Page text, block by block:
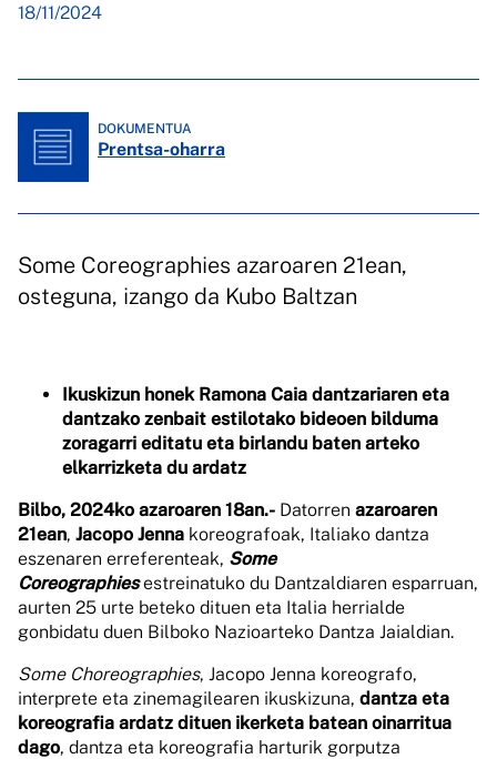
18/11/2024
DOKUMENTUA
Prentsa-oharra
Some Coreographies azaroaren 21ean,
osteguna, izango da Kubo Baltzan
Ikuskizun honek Ramona Caia dantzariaren eta
dantzako zenbait estilotako bideoen bilduma
zoragarri editatu eta birlandu baten arteko
elkarrizketa du ardatz
Bilbo, 2024ko azaroaren 18an.- Datorren azaroaren
21ean, Jacopo Jenna koreografoak, Italiako dantza
eszenaren erreferenteak, Some
Coreographiesestreinatuko du Dantzaldiaren esparruan,
aurten 25 urte beteko dituen eta Italia herrialde
gonbidatu duen Bilboko Nazioarteko Dantza Jaialdian.
Some Choreographies, Jacopo Jenna koreografo,
interprete eta zinemagilearen ikuskizuna, dantza eta
koreografia ardatz dituen ikerketa batean oinarritua
dago, dantza eta koreografia harturik gorputza